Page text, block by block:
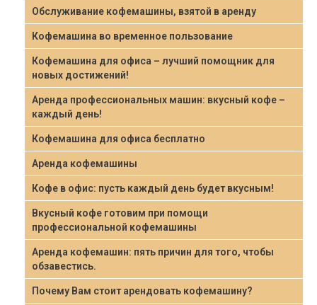
Обслуживание кофемашины, взятой в аренду
Кофемашина во временное пользование
Кофемашина для офиса – лучший помощник для
новых достижений!
Аренда профессиональных машин: вкусный кофе –
каждый день!
Кофемашина для офиса бесплатно
Аренда кофемашины
Кофе в офис: пусть каждый день будет вкусным!
Вкусный кофе готовим при помощи
профессиональной кофемашины
Аренда кофемашин: пять причин для того, чтобы
обзавестись.
Почему Вам стоит арендовать кофемашину?